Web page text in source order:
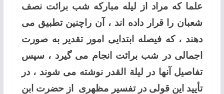
علما که مراد از لیله مبارکه شب برائت نصف
شعبان را قرار داده اند ، آن راچنین تطبیق می
دهند ، که فیصله ابتدایی امور تقدیر به صورت
اجمالی در شب برائت انجام می گیرد ، سپس
تفاصیل آنها در لیلة القدر نوشته می شوند ، در
تأیید این قولی در تفسیر مظهری از حضرت ابن